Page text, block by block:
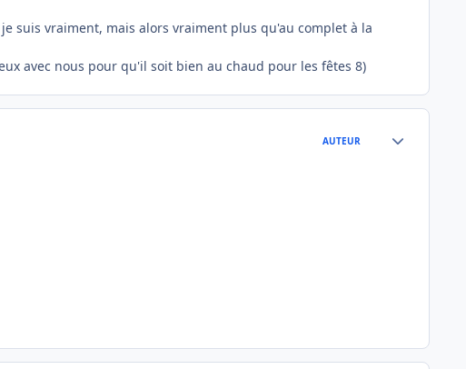
suis vraiment, mais alors vraiment plus qu'au complet à la
avec nous pour qu'il soit bien au chaud pour les fêtes 8)
AUTEUR